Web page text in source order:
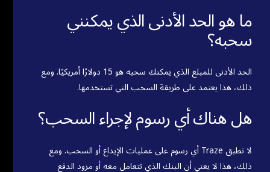
ما هو الحد الأدنى الذي يمكنني
سحبه؟
الحد الأدنى للمبلغ الذي يمكنك سحبه هو 15 دولارًا أمريكيًا. ومع
ذلك، هذا يعتمد على طريقة السحب التي تستخدمها.
هل هناك أي رسوم لإجراء السحب؟
لا تطبق Traze أي رسوم على عمليات الإيداع أو السحب. ومع
ذلك، هذا لا يعني أن البنك الذي تتعامل معه أو مزود الدفع